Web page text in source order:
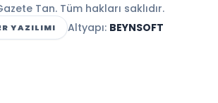
Tan. Tüm hakları saklıdır.
YAZILIMI Altyapı: BEYNSOFT